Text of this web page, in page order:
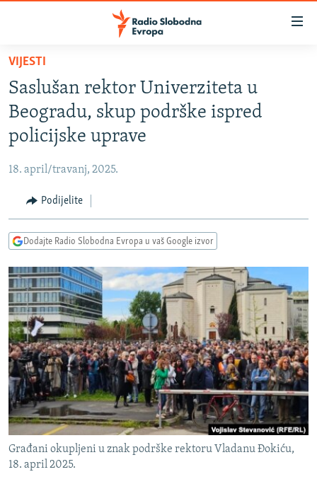
Pređite
glavni
sadržaj
Pređite
na
glavnu
navigaciju
Pređite
na
pretragu
VIJESTI
BOSNA I HERCEGOVINA
SRBIJA
KOSOVO
CRNA GORA
VIZUELNO
INFOGRAFIKE
RAT U UKRAJINI
KINA NA BALKANU
RSE PRIČE IZ SVIJETA
ISPRIČAJ MI
DNEVNO@RSE
SPECIJALI RSE
VIŠE OD NASLOVA
GENOCID U SREBRENICI
POPLAVE I KLIZIŠTA U BIH 2024.
PRATITE NAS
VIJESTI
Saslušan rektor Univerziteta u
Beogradu, skup podrške ispred
policijske uprave
18. april/travanj, 2025.
Podijelite
Dodajte Radio Slobodna Evropa u vaš Google izvor
Građani okupljeni u znak podrške rektoru Vladanu Đokiću,
18. april 2025.